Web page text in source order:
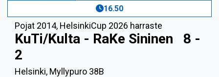
16.50
Pojat 2014, HelsinkiCup 2026 harraste
KuTi/Kulta - RaKe Sininen
8 -
2
Helsinki, Myllypuro 38B